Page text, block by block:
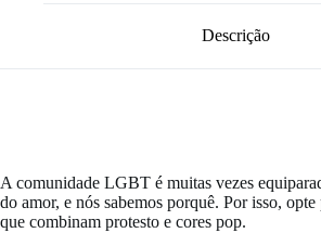
Descrição
A comunidade LGBT é muitas vezes
do amor, e nós sabemos porquê. Por isso,
que combinam protesto e cores pop.